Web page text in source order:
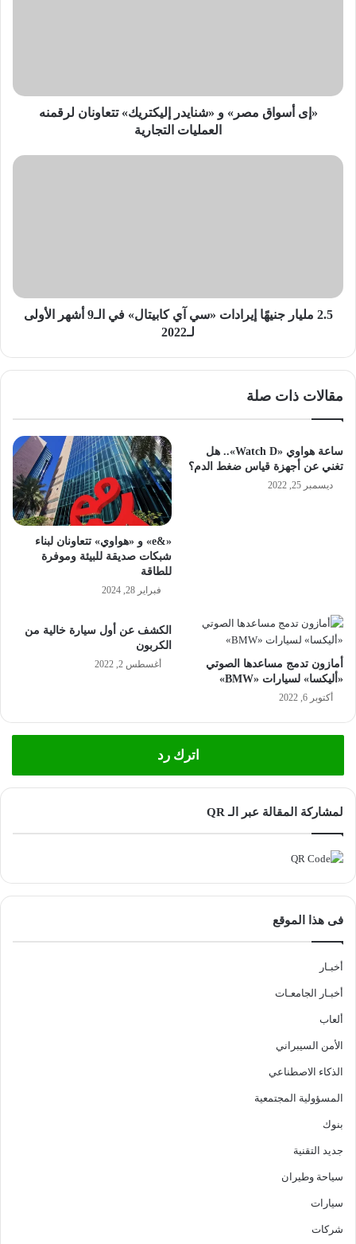
العمليات
التجارية«إى أسواق مصر» و «شنايدر إليكتريك» تتعاونان لرقمنه
العمليات التجارية
2.5
الـ9
أشهر
2.5 مليار جنيهًا إيرادات «سي آي كابيتال» في الـ9 أشهر الأولى
لـ2022
مقالات ذات صلة
ساعة هواوي «Watch D».. هل
تغني عن أجهزة قياس ضغط الدم؟
ديسمبر 25, 2022
«&e» و «هواوي» تتعاونان لبناء
شبكات صديقة للبيئة وموفرة
للطاقة
فبراير 28, 2024
أمازون تدمج مساعدها الصوتي
«أليكسا» لسيارات «BMW»
أكتوبر 6, 2022
الكشف عن أول سيارة خالية من
الكربون
أغسطس 2, 2022
اترك رد
لمشاركة المقالة عبر الـ QR
فى هذا الموقع
أخبـار
أخبـار الجامعـات
ألعاب
الأمن السيبراني
الذكاء الاصطناعي
المسؤولية المجتمعية
بنوك
جديد التقنية
سياحة وطيران
سيارات
شركات